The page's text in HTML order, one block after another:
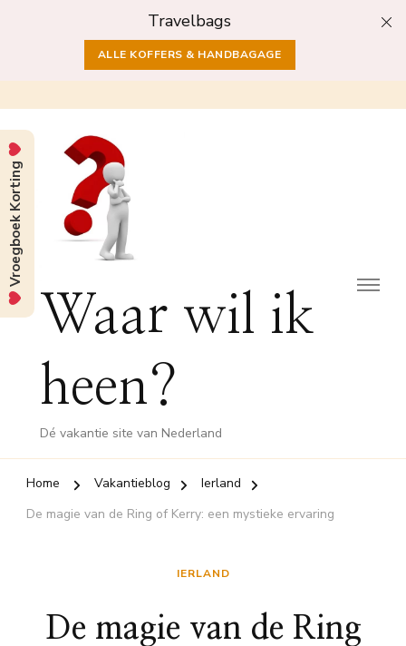
Travelbags
ALLE KOFFERS & HANDBAGAGE
Waar wil ik
heen?
Dé vakantie site van Nederland
Home Vakantieblog
Ierland
De magie van de Ring of Kerry: een mystieke ervaring
IERLAND
De magie van de Ring
Vroegboek Korting